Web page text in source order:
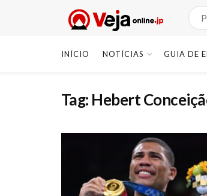
INÍCIO NOTÍCIAS GUIA DE
Tag: Hebert